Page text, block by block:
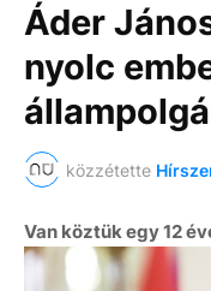
Áder
nyolc
közzétette
Van köztük egy 12